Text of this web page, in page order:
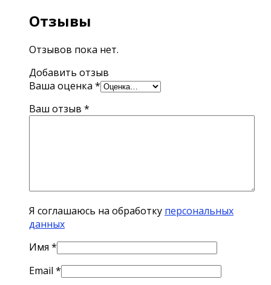
Отзывы
Отзывов пока нет.
Добавить отзыв
Ваша оценка *
Ваш отзыв *
Я соглашаюсь на обработку персональных
данных
Имя *
Email *